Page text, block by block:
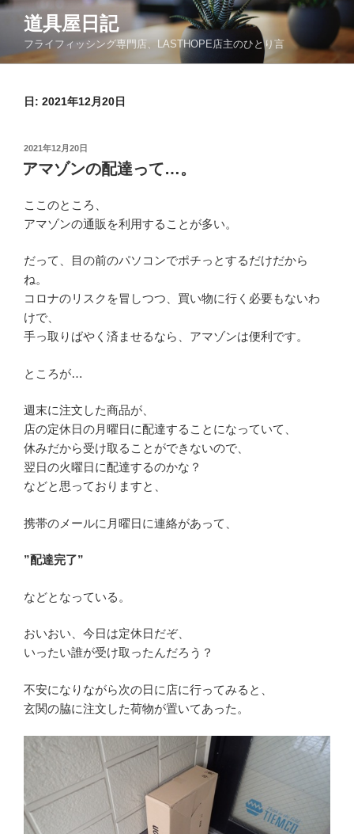
コ
ン
道具屋日記
フライフィッシング専門店、LASTHOPE店主のひとり言
日: 2021年12月20日
投
稿
日:
2021年12月20日
アマゾンの配達って…。
ここのところ、
アマゾンの通販を利用することが多い。
だって、目の前のパソコンでポチっとするだけだから
ね。
コロナのリスクを冒しつつ、買い物に行く必要もないわ
けで、
手っ取りばやく済ませるなら、アマゾンは便利です。
ところが…
週末に注文した商品が、
店の定休日の月曜日に配達することになっていて、
休みだから受け取ることができないので、
翌日の火曜日に配達するのかな？
などと思っておりますと、
携帯のメールに月曜日に連絡があって、
”配達完了”
などとなっている。
おいおい、今日は定休日だぞ、
いったい誰が受け取ったんだろう？
不安になりながら次の日に店に行ってみると、
玄関の脇に注文した荷物が置いてあった。